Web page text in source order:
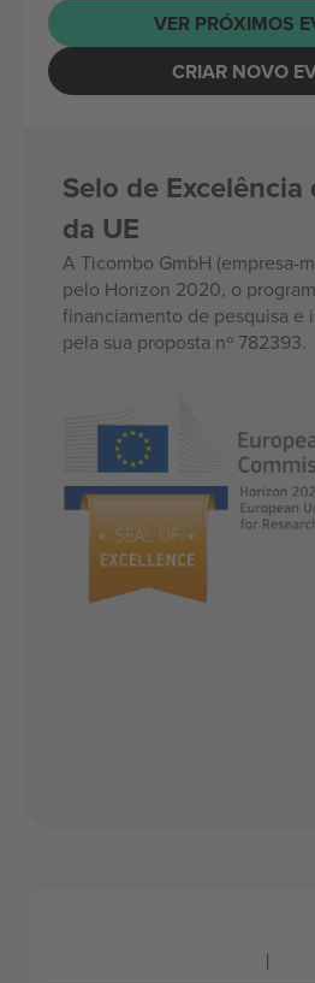
VER PRÓXIMOS
CRIAR NOVO
Selo de Excelência
da UE
A Ticombo GmbH (empresa-
pelo Horizon 2020, o
financiamento de pesquisa e
pela sua proposta nº 782393.